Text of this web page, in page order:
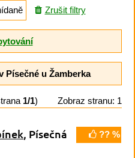
Zrušit filtry
Písečné u Žamberka
1/1) Zobraz stranu: 1
?? %
, Písečná